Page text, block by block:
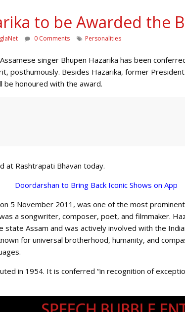
to be Awarded the
0 Comments Personalities
singer Bhupen Hazarika has been
posthumously. Besides Hazarika, former
be honoured with the award.
at Rashtrapati Bhavan today.
Doordarshan to Bring Back Iconic Shows on App
5 November 2011, was one of the most
a songwriter, composer, poet, and filmmaker.
state Assam and was actively involved with the
for universal brotherhood, humanity, and
in 1954. It is conferred “in recognition of